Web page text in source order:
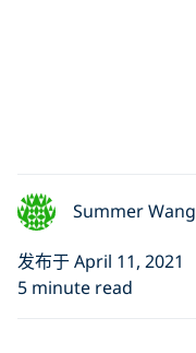
Summer Wang
发布于 April 11, 2021
5 minute read